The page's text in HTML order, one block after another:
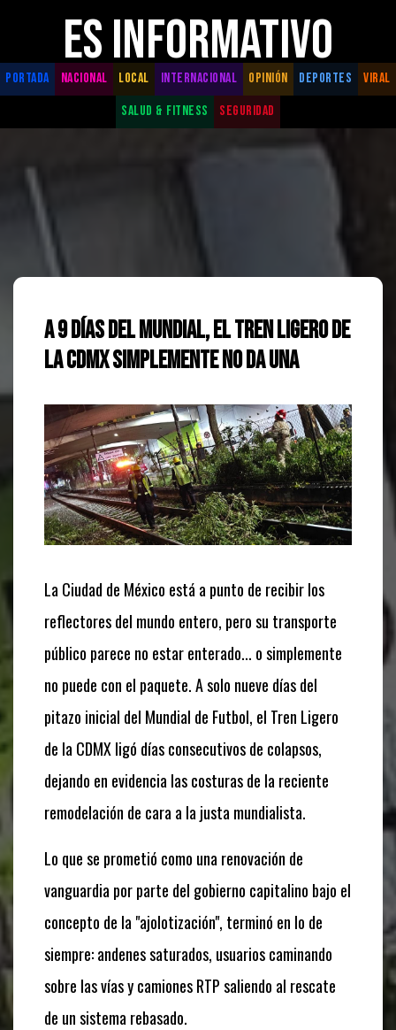
ES INFORMATIVO
PORTADA NACIONAL LOCAL INTERNACIONAL OPINIÓN DEPORTES
VIRAL
SALUD & FITNESS
SEGURIDAD
A 9 días del Mundial, el Tren Ligero de
la CDMX simplemente no da una
La Ciudad de México está a punto de recibir los
reflectores del mundo entero, pero su transporte
público parece no estar enterado... o simplemente
no puede con el paquete. A solo nueve días del
pitazo inicial del Mundial de Futbol, el Tren Ligero
de la CDMX ligó días consecutivos de colapsos,
dejando en evidencia las costuras de la reciente
remodelación de cara a la justa mundialista.
Lo que se prometió como una renovación de
vanguardia por parte del gobierno capitalino bajo el
concepto de la "ajolotización", terminó en lo de
siempre: andenes saturados, usuarios caminando
sobre las vías y camiones RTP saliendo al rescate
de un sistema rebasado.